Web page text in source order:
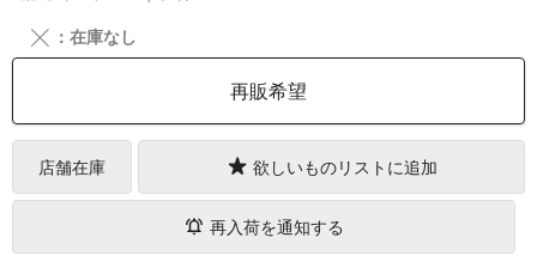
╳ ：在庫なし
再販希望
店舗在庫 欲しいものリストに追加
再入荷を通知する